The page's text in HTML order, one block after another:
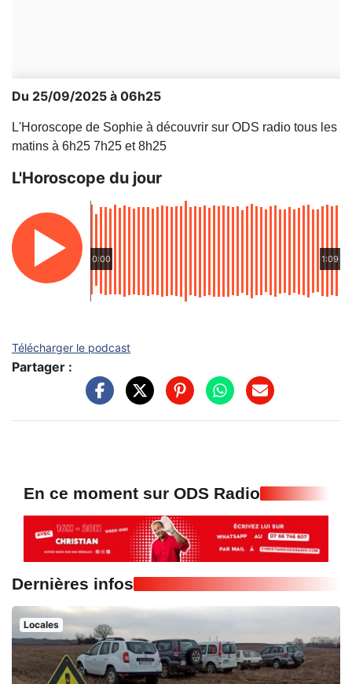
Du 25/09/2025 à 06h25
L'Horoscope de Sophie à découvrir sur ODS radio tous les
matins à 6h25 7h25 et 8h25
L'Horoscope du jour
0:00 1:09
Télécharger le podcast
Partager :
En ce moment sur ODS Radio
Dernières infos
Locales